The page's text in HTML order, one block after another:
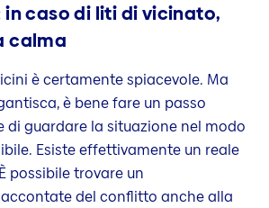
caso di liti di vicinato,
calma
è certamente spiacevole. Ma
è bene fare un passo
di guardare la situazione nel modo
Esiste effettivamente un reale
possibile trovare un
del conflitto anche alla